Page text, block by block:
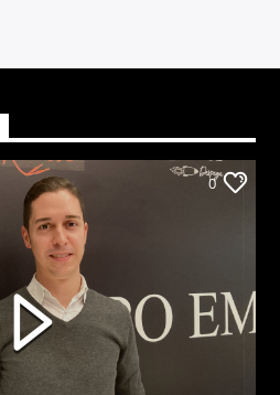
0